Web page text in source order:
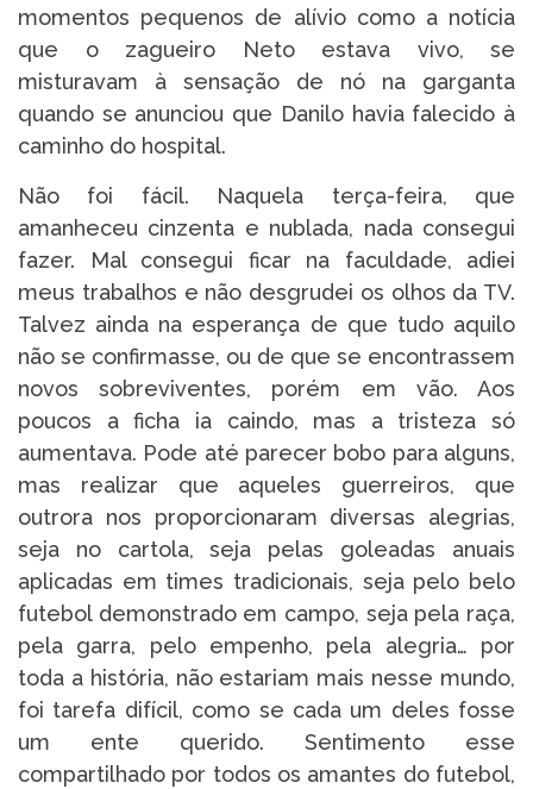
momentos pequenos de alívio como a notícia
que o zagueiro Neto estava vivo, se
misturavam à sensação de nó na garganta
quando se anunciou que Danilo havia falecido à
caminho do hospital.
Não foi fácil. Naquela terça-feira, que
amanheceu cinzenta e nublada, nada consegui
fazer. Mal consegui ficar na faculdade, adiei
meus trabalhos e não desgrudei os olhos da TV.
Talvez ainda na esperança de que tudo aquilo
não se confirmasse, ou de que se encontrassem
novos sobreviventes, porém em vão. Aos
poucos a ficha ia caindo, mas a tristeza só
aumentava. Pode até parecer bobo para alguns,
mas realizar que aqueles guerreiros, que
outrora nos proporcionaram diversas alegrias,
seja no cartola, seja pelas goleadas anuais
aplicadas em times tradicionais, seja pelo belo
futebol demonstrado em campo, seja pela raça,
pela garra, pelo empenho, pela alegria… por
toda a história, não estariam mais nesse mundo,
foi tarefa difícil, como se cada um deles fosse
um ente querido. Sentimento esse
compartilhado por todos os amantes do futebol,